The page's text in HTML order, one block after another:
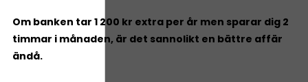
Om banken tar 1 200 kr extra per år men sparar dig 2
timmar i månaden, är det sannolikt en bättre affär
ändå.